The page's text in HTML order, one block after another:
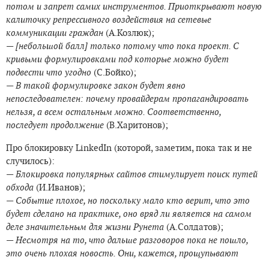
потом и запрет самих инструментов. Приоткрывают новую
калиточку репрессивного воздействия на сетевые
коммуникации граждан (А.Козлюк);
—[небольшой балл] только потому что пока проект. С
кривыми формулировками под которые можно будет
подвести что угодно (С.Бойко);
— В такой формулировке закон будет явно
непоследователен: почему провайдерам пропагандировать
нельзя, а всем остальным можно. Соответственно,
последует продолжение (В.Харитонов);
Про блокировку LinkedIn (которой, заметим, пока так и не
случилось):
—Блокировка популярных сайтов стимулирует поиск путей
обхода (И.Иванов);
— Событие плохое, но поскольку мало кто верит, что это
будет сделано на практике, оно вряд ли является на самом
деле значительным для жизни Рунета (А.Солдатов);
—Несмотря на то, что дальше разговоров пока не пошло,
это очень плохая новость. Они, кажется, прощупывают